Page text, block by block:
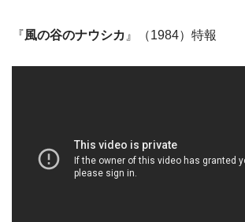
『風の谷のナウシカ 』（1984）特報